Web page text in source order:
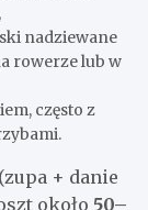
nadziewane
rowerze lub w
często z
+ danie
około 50–